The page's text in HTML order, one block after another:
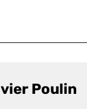
Poulin